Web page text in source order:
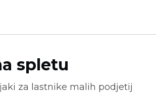
spletu
za lastnike malih podjetij